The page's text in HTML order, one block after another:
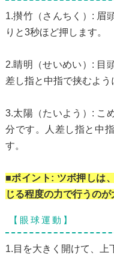
1.攅竹（さんちく）: 眉
りと3秒ほど押します。
2.睛明（せいめい）: 目
差し指と中指で挟むよう
3.太陽（たいよう）: こ
分です。人差し指と中
す。
■ポイント: ツボ押しは
じる程度の力で行うのが
【眼球運動】
1.目を大きく開けて、上